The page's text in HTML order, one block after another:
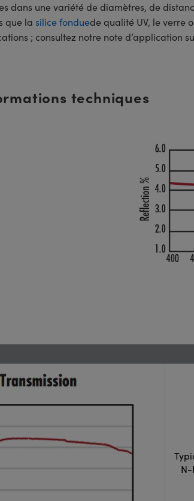
dans une variété de diamètres, de
que la silice fonduede qualité UV, le verre
; consultez notre note d’application
techniques
N-